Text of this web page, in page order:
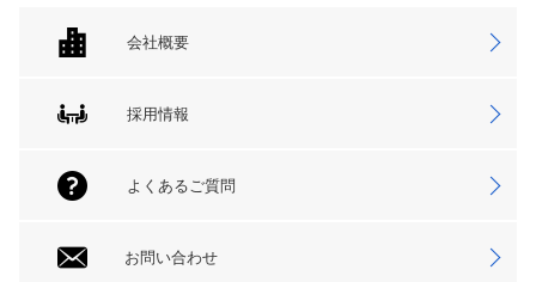
会社概要
採用情報
よくあるご質問
お問い合わせ